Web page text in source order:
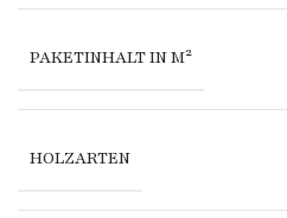
PAKETINHALT IN M²
HOLZARTEN